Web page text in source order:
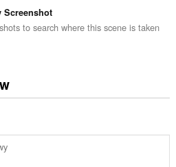
Screenshot
to search where this scene is taken